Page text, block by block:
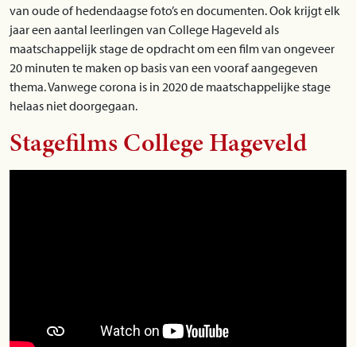
van oude of hedendaagse foto’s en documenten. Ook krijgt elk
jaar een aantal leerlingen van College Hageveld als
maatschappelijk stage de opdracht om een film van ongeveer
20 minuten te maken op basis van een vooraf aangegeven
thema. Vanwege corona is in 2020 de maatschappelijke stage
helaas niet doorgegaan.
Stagefilms College Hageveld